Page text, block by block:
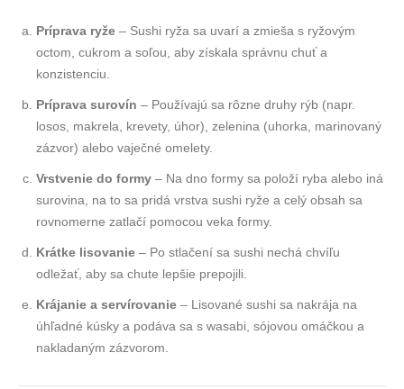
Príprava ryže – Sushi ryža sa uvarí a zmieša s ryžovým
octom, cukrom a soľou, aby získala správnu chuť a
konzistenciu.
Príprava surovín – Používajú sa rôzne druhy rýb (napr.
losos, makrela, krevety, úhor), zelenina (uhorka, marinovaný
zázvor) alebo vaječné omelety.
Vrstvenie do formy – Na dno formy sa položí ryba alebo iná
surovina, na to sa pridá vrstva sushi ryže a celý obsah sa
rovnomerne zatlačí pomocou veka formy.
Krátke lisovanie – Po stlačení sa sushi nechá chvíľu
odležať, aby sa chute lepšie prepojili.
Krájanie a servírovanie – Lisované sushi sa nakrája na
úhľadné kúsky a podáva sa s wasabi, sójovou omáčkou a
nakladaným zázvorom.